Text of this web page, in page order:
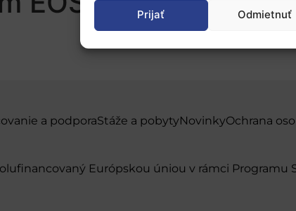
Prijať Odmietnuť
a podporaStáže a pobytyNovinkyOchrana
Európskou úniou v rámci